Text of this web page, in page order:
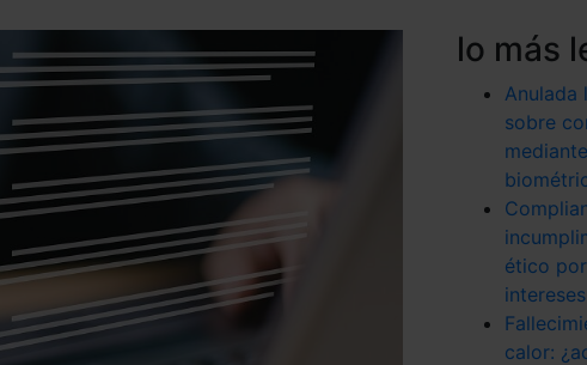
lo más
Anulada
sobre
ético
intereses
calor: